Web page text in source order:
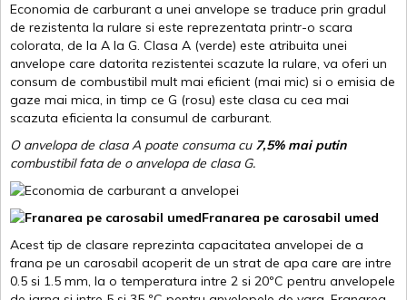
Economia de carburant a unei anvelope se traduce prin gradul
de rezistenta la rulare si este reprezentata printr-o scara
colorata, de la A la G. Clasa A (verde) este atribuita unei
anvelope care datorita rezistentei scazute la rulare, va oferi un
consum de combustibil mult mai eficient (mai mic) si o emisia de
gaze mai mica, in timp ce G (rosu) este clasa cu cea mai
scazuta eficienta la consumul de carburant.
O anvelopa de clasa A poate consuma cu 7,5% mai putin
combustibil fata de o anvelopa de clasa G.
Franarea pe carosabil umed
Acest tip de clasare reprezinta capacitatea anvelopei de a
frana pe un carosabil acoperit de un strat de apa care are intre
0.5 si 1.5 mm, la o temperatura intre 2 si 20ºC pentru anvelopele